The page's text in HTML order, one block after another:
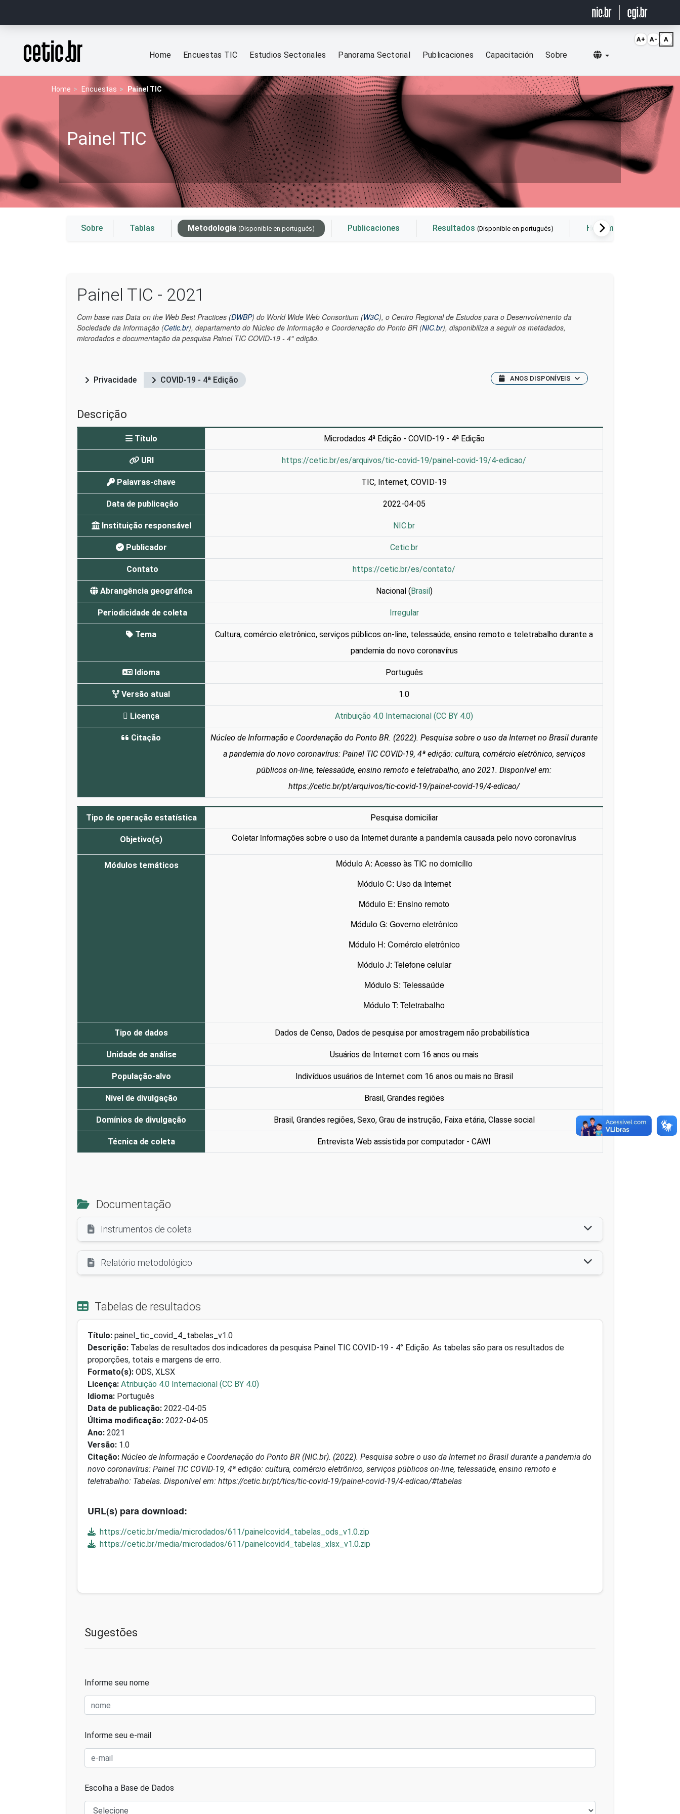
Página inicial
Home Encuestas TIC Estudios Sectoriales Panorama Sectorial Publicaciones Capacitación Sobre Selecionar idioma
Home Encuestas Painel TIC
Painel TIC
Sobre Tablas Metodología (Disponible en portugués) Publicaciones Resultados (Disponible en portugués) Herramienta de
Painel TIC - 2021
Com base nas Data on the Web Best Practices (DWBP) do World Wide Web Consortium (W3C), o Centro Regional de Estudos para o Desenvolvimento da
Sociedade da Informação (Cetic.br), departamento do Núcleo de Informação e Coordenação do Ponto BR (NIC.br), disponibiliza a seguir os metadados,
microdados e documentação da pesquisa Painel TIC COVID-19 - 4° edição.
Privacidade COVID-19 - 4ª Edição ANOS DISPONÍVEIS
Descrição
Título Microdados 4ª Edição - COVID-19 - 4ª Edição
URI https://cetic.br/es/arquivos/tic-covid-19/painel-covid-19/4-edicao/
Palavras-chave TIC, Internet, COVID-19
Data de publicação 2022-04-05
Instituição responsável NIC.br
Publicador Cetic.br
Contato https://cetic.br/es/contato/
Abrangência geográfica Nacional ( Brasil )
Periodicidade de coleta Irregular
Tema
Cultura, comércio eletrônico, serviços públicos on-line, telessaúde, ensino remoto e teletrabalho durante a
pandemia do novo coronavírus
Idioma Português
Versão atual 1.0
Licença Atribuição 4.0 Internacional (CC BY 4.0)
Citação
Núcleo de Informação e Coordenação do Ponto BR. (2022). Pesquisa sobre o uso da Internet no Brasil durante
a pandemia do novo coronavírus: Painel TIC COVID-19, 4ª edição: cultura, comércio eletrônico, serviços
públicos on-line, telessaúde, ensino remoto e teletrabalho, ano 2021. Disponível em:
https://cetic.br/pt/arquivos/tic-covid-19/painel-covid-19/4-edicao/
Tipo de operação estatística Pesquisa domiciliar
Objetivo(s) Coletar informações sobre o uso da Internet durante a pandemia causada pelo novo coronavírus
Módulos temáticos
Módulo A: Acesso às TIC no domicílio
Módulo C: Uso da Internet
Módulo E: Ensino remoto
Módulo G: Governo eletrônico
Módulo H: Comércio eletrônico
Módulo J: Telefone celular
Módulo S: Telessaúde
Módulo T: Teletrabalho
Tipo de dados Dados de Censo, Dados de pesquisa por amostragem não probabilística
Unidade de análise Usuários de Internet com 16 anos ou mais
População-alvo Indivíduos usuários de Internet com 16 anos ou mais no Brasil
Nível de divulgação Brasil, Grandes regiões
Domínios de divulgação Brasil, Grandes regiões, Sexo, Grau de instrução, Faixa etária, Classe social
Técnica de coleta Entrevista Web assistida por computador - CAWI
Documentação
Instrumentos de coleta
Relatório metodológico
Tabelas de resultados
Título: painel_tic_covid_4_tabelas_v1.0
Descrição: Tabelas de resultados dos indicadores da pesquisa Painel TIC COVID-19 - 4° Edição. As tabelas são para os resultados de
proporções, totais e margens de erro.
Formato(s): ODS, XLSX
Licença: Atribuição 4.0 Internacional (CC BY 4.0)
Idioma: Português
Data de publicação: 2022-04-05
Última modificação: 2022-04-05
Ano: 2021
Versão: 1.0
Citação: Núcleo de Informação e Coordenação do Ponto BR (NIC.br). (2022). Pesquisa sobre o uso da Internet no Brasil durante a pandemia do
novo coronavírus: Painel TIC COVID-19, 4ª edição: cultura, comércio eletrônico, serviços públicos on-line, telessaúde, ensino remoto e
teletrabalho: Tabelas. Disponível em: https://cetic.br/pt/tics/tic-covid-19/painel-covid-19/4-edicao/#tabelas
URL(s) para download:
https://cetic.br/media/microdados/611/painelcovid4_tabelas_ods_v1.0.zip
https://cetic.br/media/microdados/611/painelcovid4_tabelas_xlsx_v1.0.zip
Sugestões
Informe seu nome
Informe seu e-mail
Escolha a Base de Dados
A+ A- A